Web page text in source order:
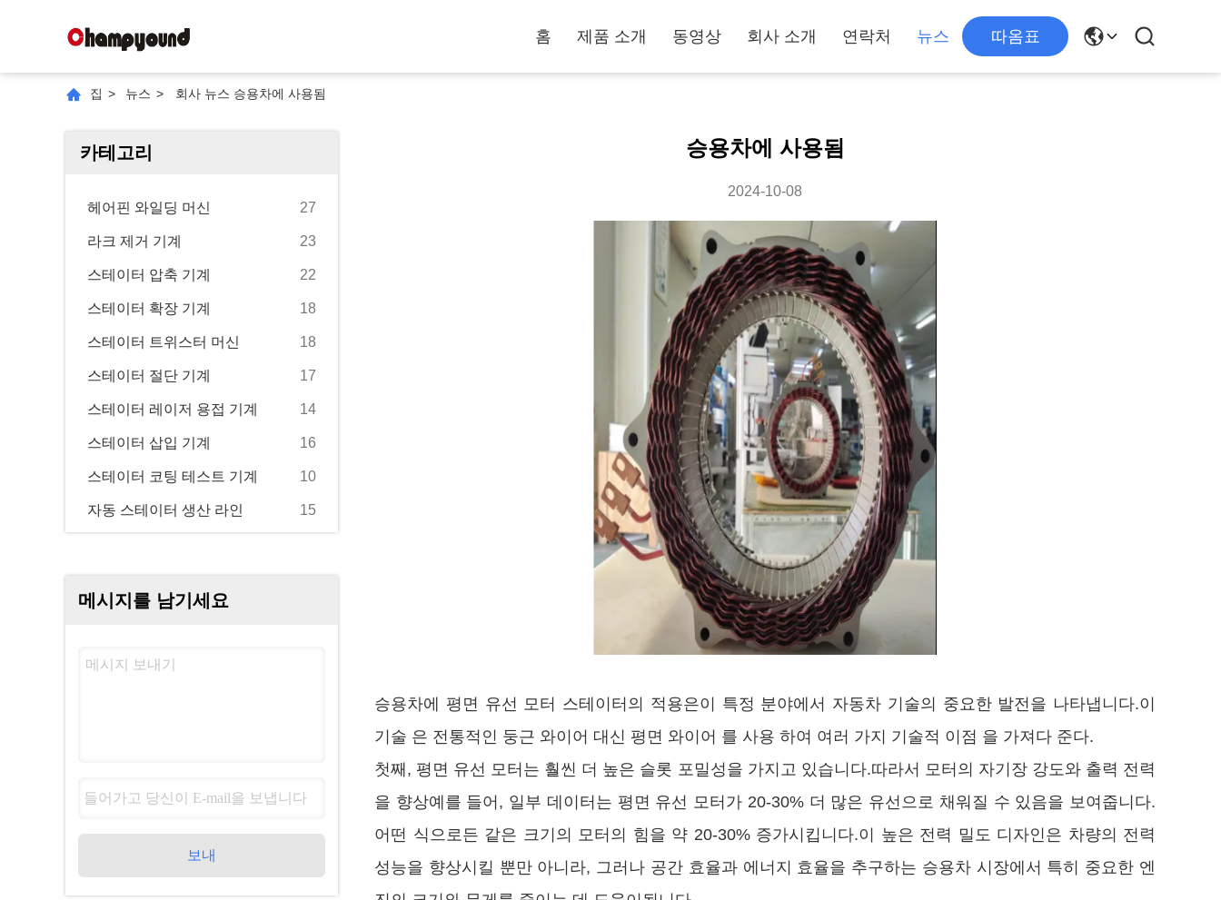
홈 제품 소개 동영상 회사 소개 연락처 뉴스 따옴표
집 > 뉴스 > 회사 뉴스 승용차에 사용됨
카테고리
헤어핀 와일딩 머신 27
라크 제거 기계 23
스테이터 압축 기계 22
스테이터 확장 기계 18
스테이터 트위스터 머신 18
스테이터 절단 기계 17
스테이터 레이저 용접 기계 14
스테이터 삽입 기계 16
스테이터 코팅 테스트 기계 10
자동 스테이터 생산 라인 15
메시지를 남기세요
보내
승용차에 사용됨
2024-10-08
승용차에 평면 유선 모터 스테이터의 적용은이 특정 분야에서 자동차 기술의 중요한 발전을 나타냅니다.이
기술 은 전통적인 둥근 와이어 대신 평면 와이어 를 사용 하여 여러 가지 기술적 이점 을 가져다 준다.
첫째, 평면 유선 모터는 훨씬 더 높은 슬롯 포밀성을 가지고 있습니다.따라서 모터의 자기장 강도와 출력 전력
을 향상예를 들어, 일부 데이터는 평면 유선 모터가 20-30% 더 많은 유선으로 채워질 수 있음을 보여줍니다.
어떤 식으로든 같은 크기의 모터의 힘을 약 20-30% 증가시킵니다.이 높은 전력 밀도 디자인은 차량의 전력
성능을 향상시킬 뿐만 아니라, 그러나 공간 효율과 에너지 효율을 추구하는 승용차 시장에서 특히 중요한 엔